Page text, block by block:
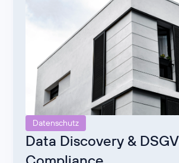
Datenschutz
Data Discovery &